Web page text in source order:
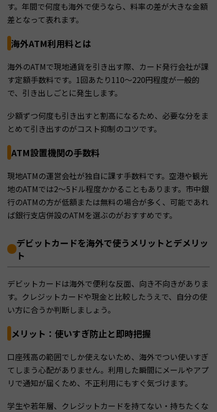
す。年間で何度も海外で使うなら、料率の差が大きな金額
差となって表れます。
海外ATM利用料とは
海外のATMで現地通貨を引き出す際、カード発行会社が課
す定額手数料です。1回あたり110〜220円程度が一般的
で、引き出しごとに発生します。
少額ずつ何度も引き出すと割高になるため、必要な分をま
とめて引き出すのがコスト抑制のコツです。
ATM設置機関の手数料
現地ATMの運営会社が独自に課す手数料です。空港や観光
地のATMでは2〜5ドル程度かかることもあります。市中銀
行のATMの方が低額または無料の場合が多く、可能であれ
ば銀行支店併設のATMを選ぶのがおすすめです。
デビットカードを海外で使うメリットとデメリッ
ト
デビットカードは海外で便利な反面、向き不向きがありま
す。クレジットカードや現金と比較したうえで、自分の使
い方に合うか判断しましょう。
メリット：使いすぎ防止と即時把握
口座残高の範囲でしか使えないため、海外でつい使いすぎ
てしまう心配がありません。利用した瞬間にメールやアプ
リで通知が届くため、不正利用にもすぐ気づけます。
学生や若年層、クレジットカードを持てない・持ちたくな